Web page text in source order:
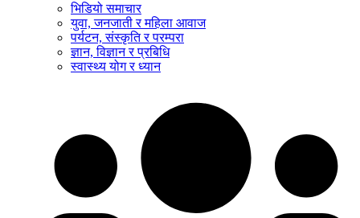
भिडियो समाचार
युवा, जनजाती र महिला आवाज
पर्यटन, संस्कृति र परम्परा
ज्ञान, विज्ञान र प्रबिधि
स्वास्थ्य योग र ध्यान